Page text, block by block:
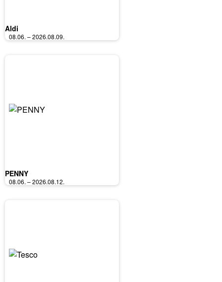
Aldi
08.06. – 2026.08.09.
PENNY
08.06. – 2026.08.12.